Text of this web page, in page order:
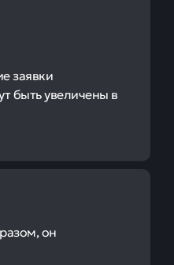
заявки
быть увеличены в
он